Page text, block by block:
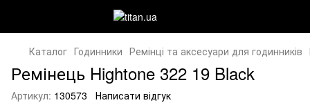
Каталог Годинники Ремінці та аксесуари для годинників
Ремінець Hightone 322 19 Black
Артикул: 130573 Написати відгук